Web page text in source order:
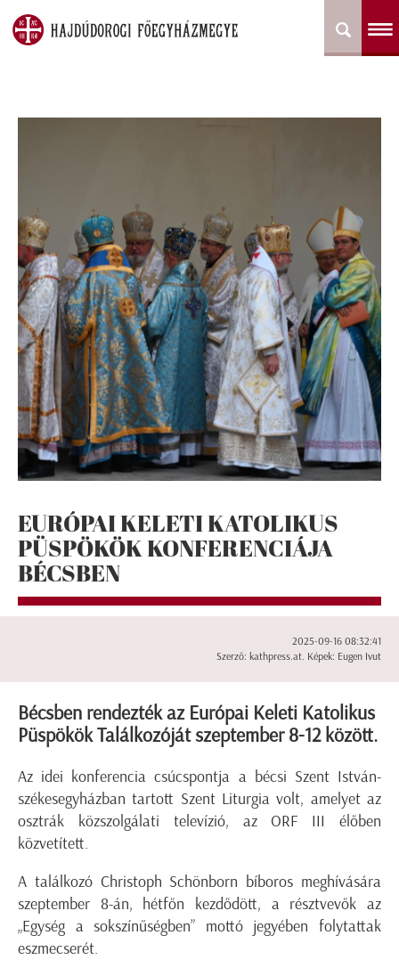
EURÓPAI KELETI KATOLIKUS
PÜSPÖKÖK KONFERENCIÁJA
BÉCSBEN
2025-09-16 08:32:41
Szerző: kathpress.at. Képek: Eugen Ivut
Bécsben rendezték az Európai Keleti Katolikus
Püspökök Találkozóját szeptember 8-12 között.
Az idei konferencia csúcspontja a bécsi Szent István-
székesegyházban tartott Szent Liturgia volt, amelyet az
osztrák közszolgálati televízió, az ORF III élőben
közvetített.
A találkozó Christoph Schönborn bíboros meghívására
szeptember 8-án, hétfőn kezdődött, a résztvevők az
„Egység a sokszínűségben” mottó jegyében folytattak
eszmecserét.